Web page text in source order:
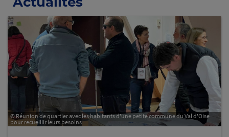
© Réunion de quartier avec les habitants d'une petite commune du Val d'Oise
pour recueillir leurs besoins